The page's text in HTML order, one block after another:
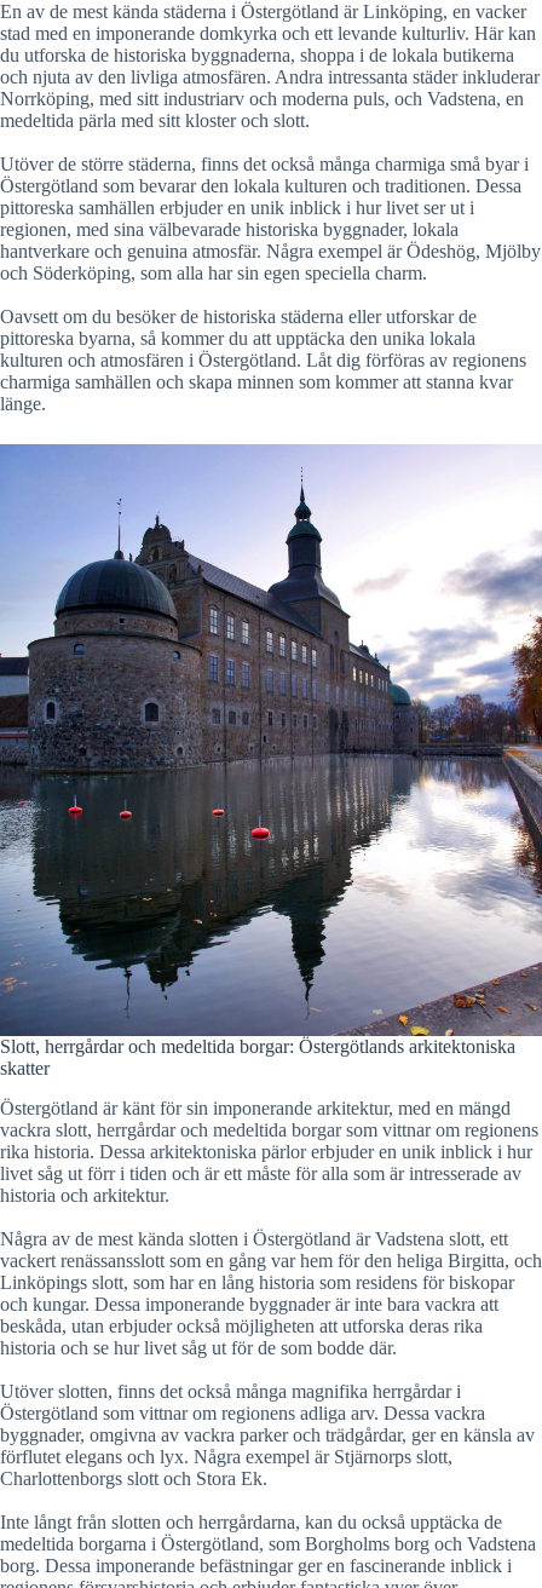
En av de mest kända städerna i Östergötland är Linköping, en vacker
stad med en imponerande domkyrka och ett levande kulturliv. Här kan
du utforska de historiska byggnaderna, shoppa i de lokala butikerna
och njuta av den livliga atmosfären. Andra intressanta städer inkluderar
Norrköping, med sitt industriarv och moderna puls, och Vadstena, en
medeltida pärla med sitt kloster och slott.
Utöver de större städerna, finns det också många charmiga små byar i
Östergötland som bevarar den lokala kulturen och traditionen. Dessa
pittoreska samhällen erbjuder en unik inblick i hur livet ser ut i
regionen, med sina välbevarade historiska byggnader, lokala
hantverkare och genuina atmosfär. Några exempel är Ödeshög, Mjölby
och Söderköping, som alla har sin egen speciella charm.
Oavsett om du besöker de historiska städerna eller utforskar de
pittoreska byarna, så kommer du att upptäcka den unika lokala
kulturen och atmosfären i Östergötland. Låt dig förföras av regionens
charmiga samhällen och skapa minnen som kommer att stanna kvar
länge.
Slott, herrgårdar och medeltida borgar: Östergötlands arkitektoniska
skatter
Östergötland är känt för sin imponerande arkitektur, med en mängd
vackra slott, herrgårdar och medeltida borgar som vittnar om regionens
rika historia. Dessa arkitektoniska pärlor erbjuder en unik inblick i hur
livet såg ut förr i tiden och är ett måste för alla som är intresserade av
historia och arkitektur.
Några av de mest kända slotten i Östergötland är Vadstena slott, ett
vackert renässansslott som en gång var hem för den heliga Birgitta, och
Linköpings slott, som har en lång historia som residens för biskopar
och kungar. Dessa imponerande byggnader är inte bara vackra att
beskåda, utan erbjuder också möjligheten att utforska deras rika
historia och se hur livet såg ut för de som bodde där.
Utöver slotten, finns det också många magnifika herrgårdar i
Östergötland som vittnar om regionens adliga arv. Dessa vackra
byggnader, omgivna av vackra parker och trädgårdar, ger en känsla av
förflutet elegans och lyx. Några exempel är Stjärnorps slott,
Charlottenborgs slott och Stora Ek.
Inte långt från slotten och herrgårdarna, kan du också upptäcka de
medeltida borgarna i Östergötland, som Borgholms borg och Vadstena
borg. Dessa imponerande befästningar ger en fascinerande inblick i